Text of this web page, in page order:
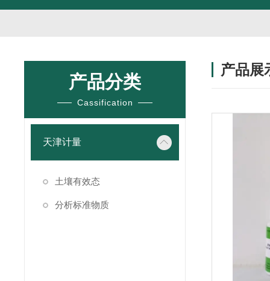
产品分类
Cassification
天津计量
土壤有效态
分析标准物质
产品展